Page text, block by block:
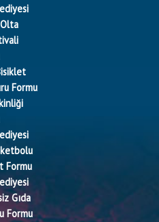
Formu
Formu
Gıda
Formu